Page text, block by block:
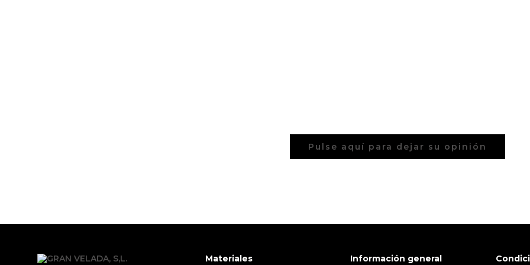
Pulse aquí para dejar su opinión
Materiales Información general